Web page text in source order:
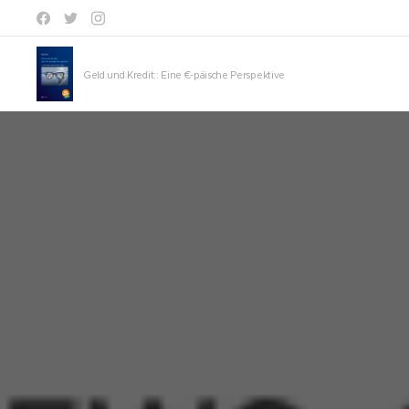
Geld und Kredit:: Eine €-päische Perspektive